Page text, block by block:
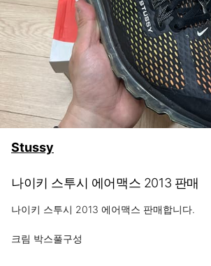
Stussy
나이키 스투시 에어맥스 2013 판매
나이키 스투시 2013 에어맥스 판매합니다.
크림 박스풀구성